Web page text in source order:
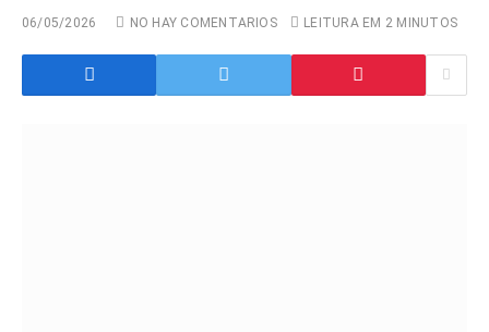
06/05/2026 NO HAY COMENTARIOS LEITURA EM 2 MINUTOS